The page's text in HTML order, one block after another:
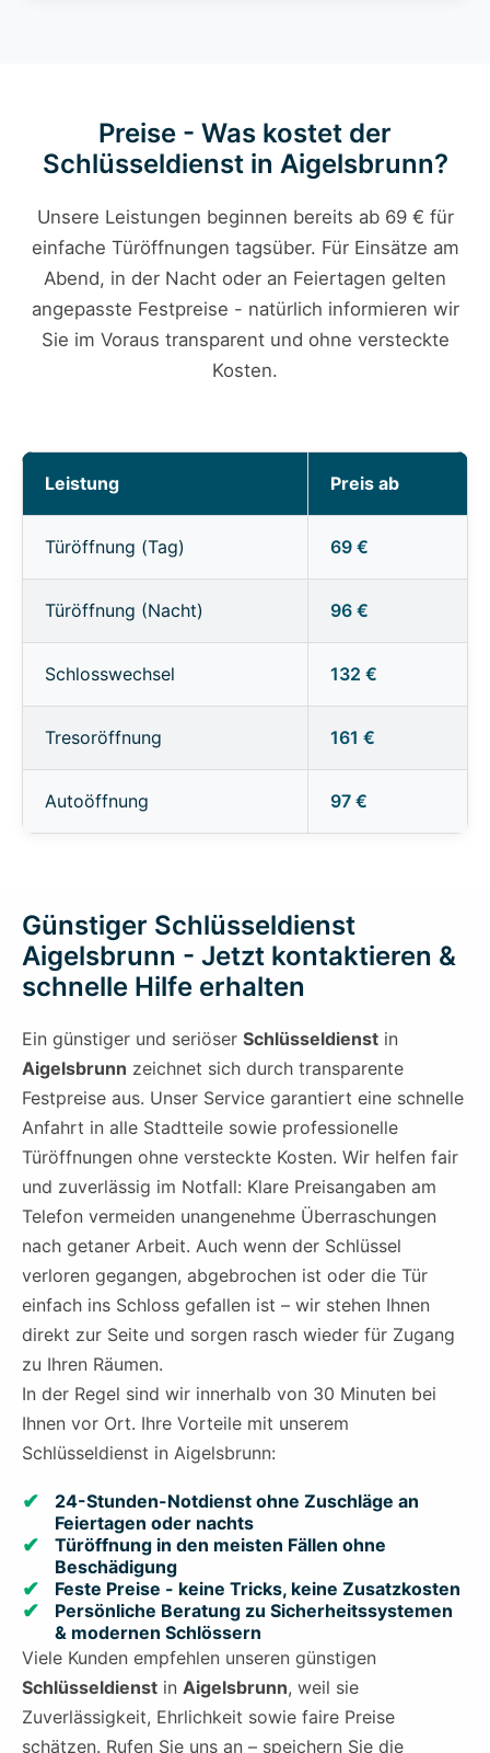
Preise - Was kostet der
Schlüsseldienst in Aigelsbrunn?
Unsere Leistungen beginnen bereits ab 69 € für
einfache Türöffnungen tagsüber. Für Einsätze am
Abend, in der Nacht oder an Feiertagen gelten
angepasste Festpreise - natürlich informieren wir
Sie im Voraus transparent und ohne versteckte
Kosten.
Leistung Preis ab
Türöffnung (Tag) 69 €
Türöffnung (Nacht) 96 €
Schlosswechsel 132 €
Tresoröffnung 161 €
Autoöffnung 97 €
Günstiger Schlüsseldienst
Aigelsbrunn - Jetzt kontaktieren &
schnelle Hilfe erhalten
Ein günstiger und seriöser Schlüsseldienst in
Aigelsbrunn zeichnet sich durch transparente
Festpreise aus. Unser Service garantiert eine schnelle
Anfahrt in alle Stadtteile sowie professionelle
Türöffnungen ohne versteckte Kosten. Wir helfen fair
und zuverlässig im Notfall: Klare Preisangaben am
Telefon vermeiden unangenehme Überraschungen
nach getaner Arbeit. Auch wenn der Schlüssel
verloren gegangen, abgebrochen ist oder die Tür
einfach ins Schloss gefallen ist – wir stehen Ihnen
direkt zur Seite und sorgen rasch wieder für Zugang
zu Ihren Räumen.
In der Regel sind wir innerhalb von 30 Minuten bei
Ihnen vor Ort. Ihre Vorteile mit unserem
Schlüsseldienst in Aigelsbrunn:
24-Stunden-Notdienst ohne Zuschläge an
Feiertagen oder nachts
Türöffnung in den meisten Fällen ohne
Beschädigung
Feste Preise - keine Tricks, keine Zusatzkosten
Persönliche Beratung zu Sicherheitssystemen
& modernen Schlössern
Viele Kunden empfehlen unseren günstigen
Schlüsseldienst in Aigelsbrunn, weil sie
Zuverlässigkeit, Ehrlichkeit sowie faire Preise
schätzen. Rufen Sie uns an – speichern Sie die